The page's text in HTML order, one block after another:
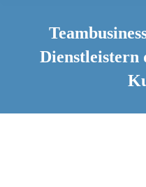
Dienstleistern